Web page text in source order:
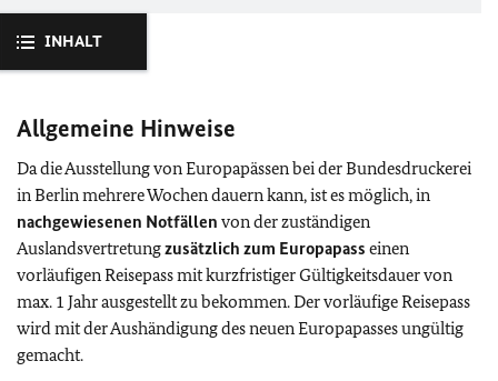
INHALT
Allgemeine Hinweise
Da die Ausstellung von Europapässen bei der Bundesdruckerei
in Berlin mehrere Wochen dauern kann, ist es möglich, in
nachgewiesenen Notfällen von der zuständigen
Auslandsvertretungzusätzlich zum Europapass einen
vorläufigen Reisepass mit kurzfristiger Gültigkeitsdauer von
max. 1 Jahr ausgestellt zu bekommen. Der vorläufige Reisepass
wird mit der Aushändigung des neuen Europapasses ungültig
gemacht.